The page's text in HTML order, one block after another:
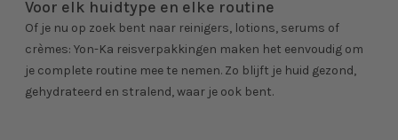
Voor elk huidtype en elke routine
Of je nu op zoek bent naar reinigers, lotions, serums of
crèmes: Yon-Ka reisverpakkingen maken het eenvoudig om
je complete routine mee te nemen. Zo blijft je huid gezond,
gehydrateerd en stralend, waar je ook bent.